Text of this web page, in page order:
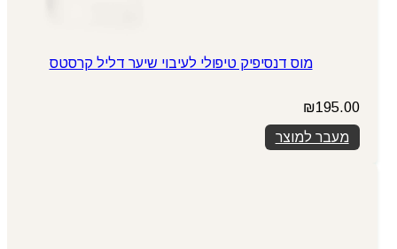
מוס דנסיפיק טיפולי לעיבוי שיער דליל קרסטס
₪195.00
מעבר למוצר